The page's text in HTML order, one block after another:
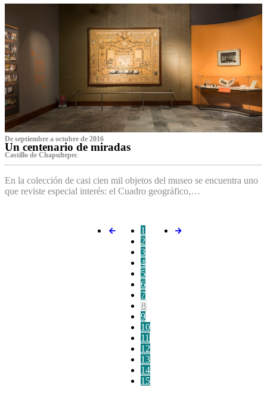
De septiembre a octubre de 2016
Un centenario de miradas
Castillo de Chapultepec
En la colección de casi cien mil objetos del museo se encuentra uno
que reviste especial interés: el Cuadro geográfico,…
1
2
3
4
5
6
7
8
9
10
11
12
13
14
15